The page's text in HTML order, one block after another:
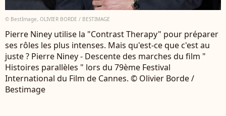
© BestImage, OLIVIER BORDE / BESTIMAGE
Pierre Niney utilise la "Contrast Therapy" pour préparer
ses rôles les plus intenses. Mais qu'est-ce que c'est au
juste ? Pierre Niney - Descente des marches du film "
Histoires parallèles " lors du 79ème Festival
International du Film de Cannes. © Olivier Borde /
Bestimage